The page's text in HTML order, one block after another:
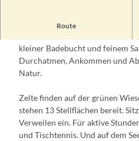
Route
Der Campingplatz Möllensee
kleiner Badebucht und feinem
Durchatmen, Ankommen und
Natur.
Zelte finden auf der grünen
stehen 13 Stellflächen bereit.
Verweilen ein. Für aktive
und Tischtennis. Und auf dem